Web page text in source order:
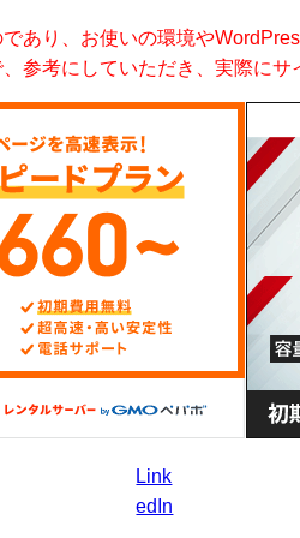
あり、お使いの環境や
参考にしていただき、実際に
Link
edIn